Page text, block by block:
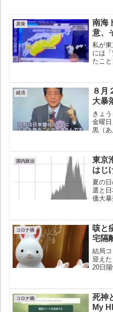
原発
南海
意、
私が
には
たこ
そう
が、
めた
経済
８月
大暴
きょ
金曜
黒（あ
株式
理大
です
国内政治
東京
はじ
夏の
選と
価大
きな
沫（バ
価 4万
コロナ禍
咳と
宅隔
結局
迎え
20日
所か
で１
サイ...
コロナ禍
死神
My